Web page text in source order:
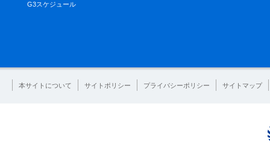
G3スケジュール
本サイトについて サイトポリシー プライバシーポリシー サイトマップ